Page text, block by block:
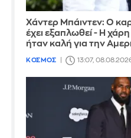
Χάντερ Μπάιντεν: Ο
έχει εξαπλωθεί - Η
ήταν καλή για την
ΚΟΣΜΟΣ 13:07,